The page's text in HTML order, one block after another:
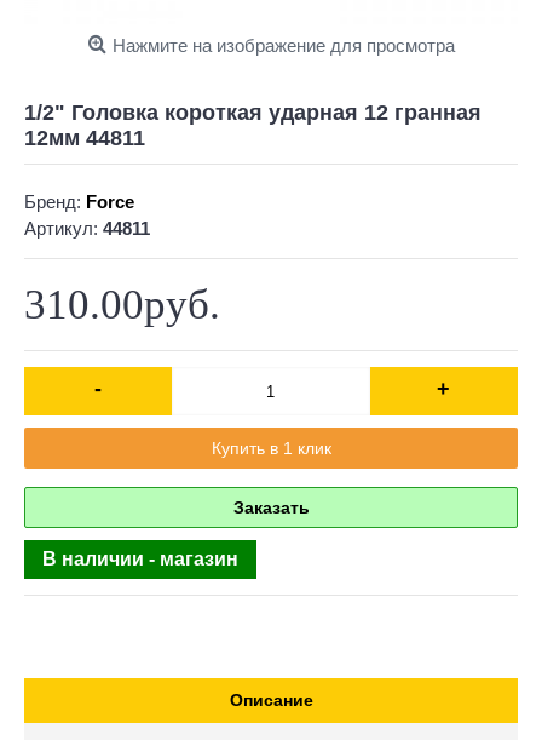
Нажмите на изображение для просмотра
1/2" Головка короткая ударная 12 гранная
12мм 44811
Бренд: Force
Артикул: 44811
310.00руб.
- +
Купить в 1 клик
Заказать
В наличии - магазин
Описание